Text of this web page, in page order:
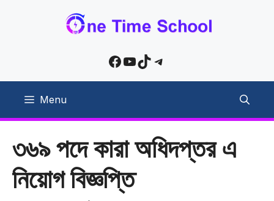
Facebook
YouTube
TikTokTelegram
Menu
৩৬৯ পদে কারা অধিদপ্তর এ
নিয়োগ বিজ্ঞপ্তি